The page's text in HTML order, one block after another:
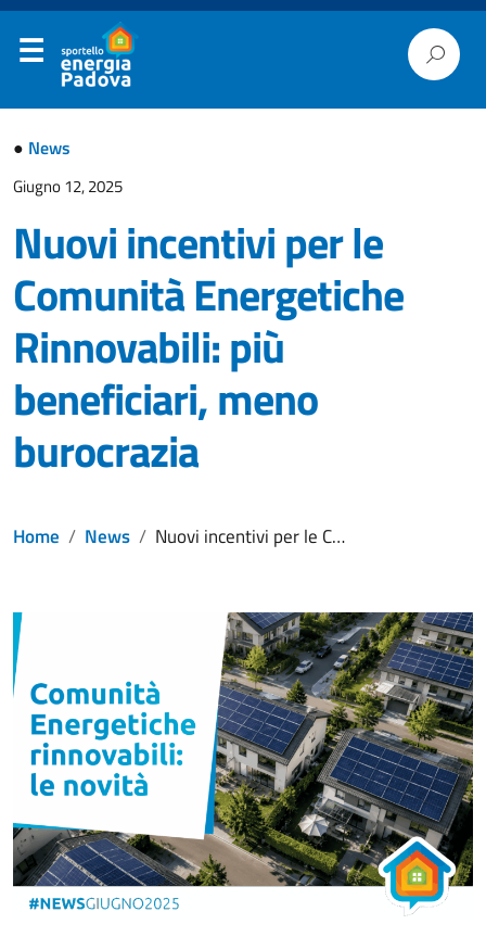
● News
Giugno 12, 2025
Nuovi incentivi per le
Comunità Energetiche
Rinnovabili: più
beneficiari, meno
burocrazia
Home News Nuovi incentivi per le Comunità Energetiche Rinnovabili: più beneficiari, meno burocrazia